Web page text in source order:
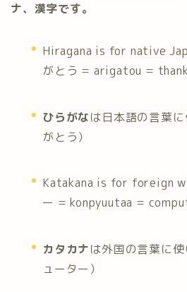
ナ、漢字です。
Hiragana is for native
がとう = arigatou =
ひらがなは日本語の言葉
がとう）
Katakana is for foreign
ー = konpyuutaa =
カタカナは外国の言葉に
ューター）